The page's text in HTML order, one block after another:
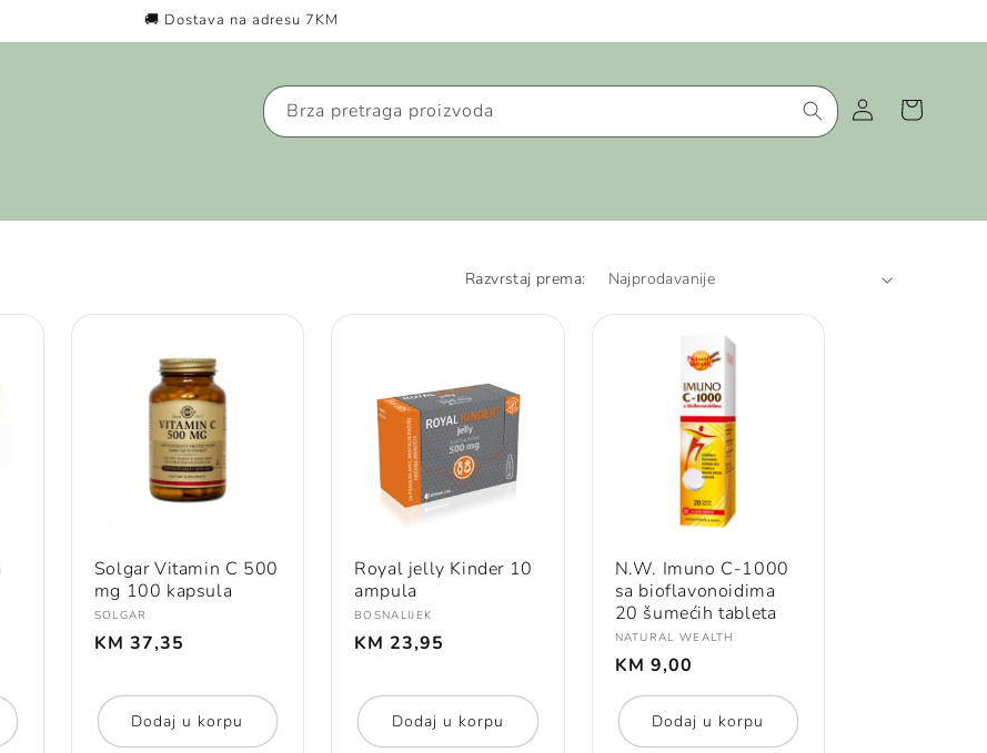
🚚 Dostava na adresu 7KM
Brza pretraga proizvoda Prijava Košarica
Razvrstaj prema:
Solgar Vitamin C 500
mg 100 kapsula
Prodavač:
SOLGAR
Redovna
cijena
KM 37,35
Dodaj u korpu
Royal jelly Kinder 10
ampula
Prodavač:
BOSNALIJEK
Redovna
cijena
KM 23,95
Dodaj u korpu
N.W. Imuno C-1000
sa bioflavonoidima
20 šumećih tableta
Prodavač:
NATURAL WEALTH
Redovna
cijena
KM 9,00
Dodaj u korpu